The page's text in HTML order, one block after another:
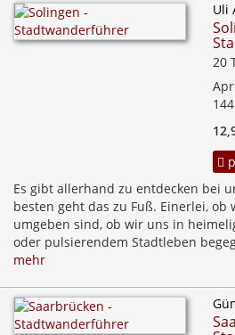
Uli
20
Es gibt allerhand zu entdecken bei
besten geht das zu Fuß. Einerlei,
umgeben sind, ob wir uns in
oder pulsierendem Stadtleben
mehr